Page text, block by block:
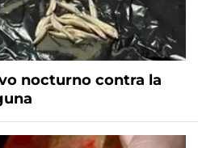
nocturno contra la